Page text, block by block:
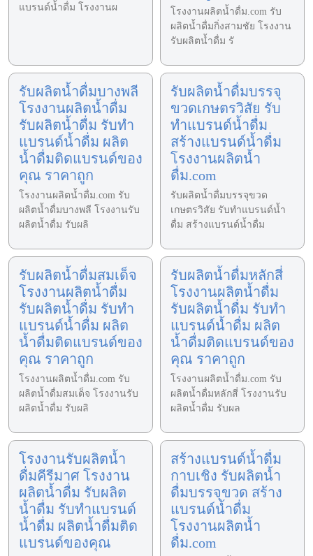
แบรนด์น้ำดื่ม โรงงานผ
โรงงานผลิตน้ำดื่ม.com รับ
ผลิตน้ำดื่มกิ่งสามชัย โรงงาน
รับผลิตน้ำดื่ม รั
รับผลิตน้ำดื่มบางพลี
โรงงานผลิตน้ำดื่ม
รับผลิตน้ำดื่ม รับทำ
แบรนด์น้ำดื่ม ผลิต
น้ำดื่มติดแบรนด์ของ
คุณ ราคาถูก
โรงงานผลิตน้ำดื่ม.com รับ
ผลิตน้ำดื่มบางพลี โรงงานรับ
ผลิตน้ำดื่ม รับผลิ
รับผลิตน้ำดื่มบรรจุ
ขวดเกษตรวิสัย รับ
ทำแบรนด์น้ำดื่ม
สร้างแบรนด์น้ำดื่ม
โรงงานผลิตน้ำ
ดื่ม.com
รับผลิตน้ำดื่มบรรจุขวด
เกษตรวิสัย รับทำแบรนด์น้ำ
ดื่ม สร้างแบรนด์น้ำดื่ม
รับผลิตน้ำดื่มสมเด็จ
โรงงานผลิตน้ำดื่ม
รับผลิตน้ำดื่ม รับทำ
แบรนด์น้ำดื่ม ผลิต
น้ำดื่มติดแบรนด์ของ
คุณ ราคาถูก
โรงงานผลิตน้ำดื่ม.com รับ
ผลิตน้ำดื่มสมเด็จ โรงงานรับ
ผลิตน้ำดื่ม รับผลิ
รับผลิตน้ำดื่มหลักสี่
โรงงานผลิตน้ำดื่ม
รับผลิตน้ำดื่ม รับทำ
แบรนด์น้ำดื่ม ผลิต
น้ำดื่มติดแบรนด์ของ
คุณ ราคาถูก
โรงงานผลิตน้ำดื่ม.com รับ
ผลิตน้ำดื่มหลักสี่ โรงงานรับ
ผลิตน้ำดื่ม รับผล
โรงงานรับผลิตน้ำ
ดื่มคีรีมาศ โรงงาน
ผลิตน้ำดื่ม รับผลิต
น้ำดื่ม รับทำแบรนด์
น้ำดื่ม ผลิตน้ำดื่มติด
แบรนด์ของคุณ
สร้างแบรนด์น้ำดื่ม
กาบเชิง รับผลิตน้ำ
ดื่มบรรจุขวด สร้าง
แบรนด์น้ำดื่ม
โรงงานผลิตน้ำ
ดื่ม.com